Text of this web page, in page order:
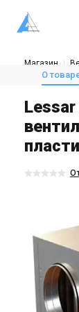
Магазин
💨Приточно-
Lessar LV-
О
Lessar